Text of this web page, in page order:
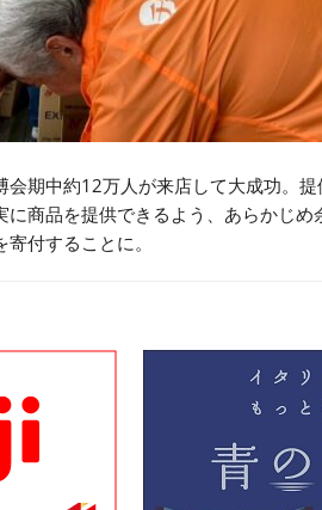
会期中約12万人が来店して大成功。
に商品を提供できるよう、あらかじ
付することに。